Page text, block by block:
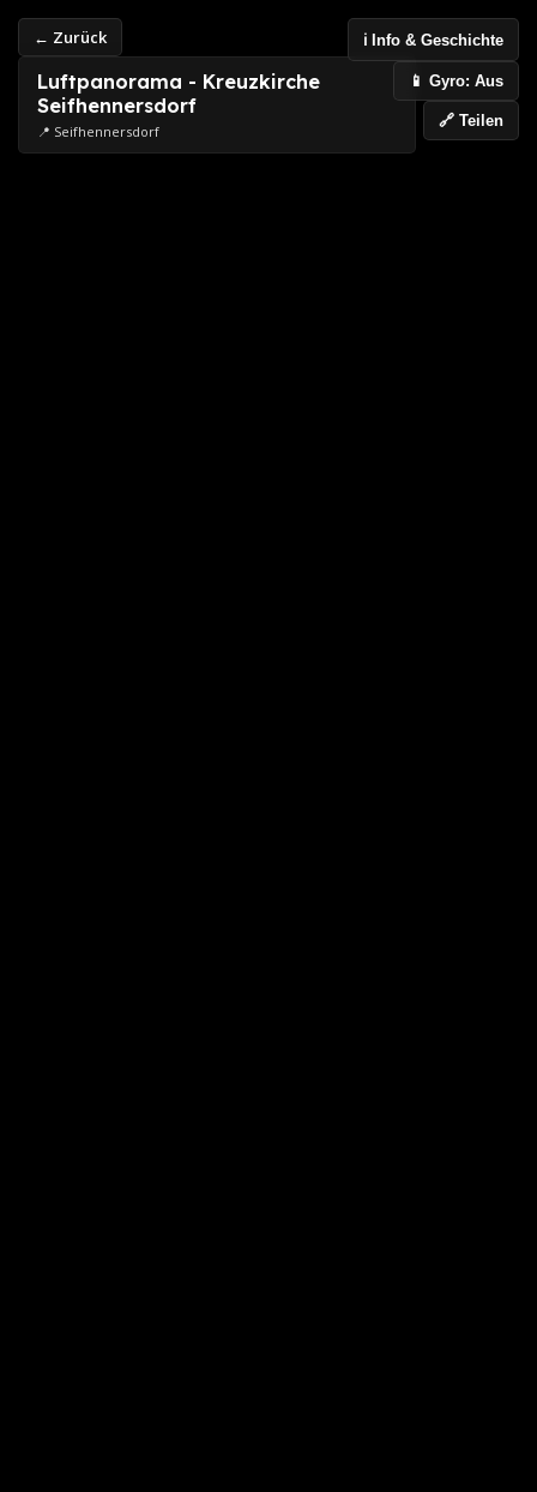
← Zurück
Luftpanorama - Kreuzkirche
Seifhennersdorf
📍 Seifhennersdorf
ℹ️ Info & Geschichte
📱 Gyro: Aus
🔗 Teilen